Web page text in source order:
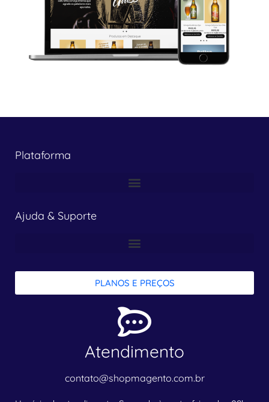
Plataforma
Ajuda & Suporte
PLANOS E PREÇOS
Atendimento
contato@shopmagento.com.br